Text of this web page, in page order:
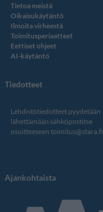
Tietoa meistä
Oikaisukäytäntö
Ilmoita virheestä
Toimitusperiaatteet
Eettiset ohjeet
AI-käytäntö
Tiedotteet
Lehdistötiedotteet pyydetään
lähettämään sähköpostitse
osoitteeseen toimitus@stara.fi
Ajankohtaista